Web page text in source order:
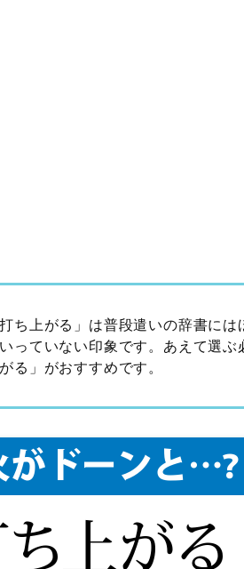
ち上がる」は普段遣いの辞書には
っていない印象です。あえて選ぶ
る」がおすすめです。